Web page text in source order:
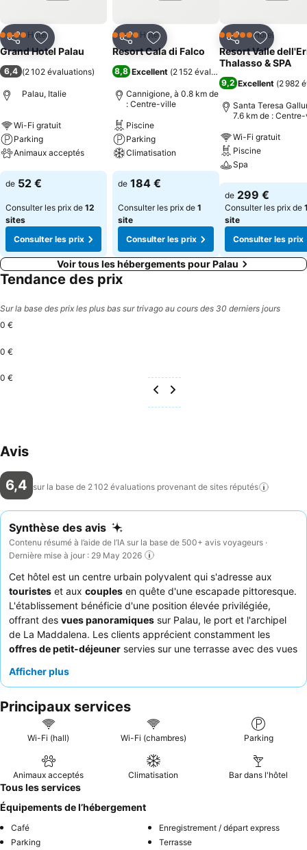
PartagerAjouter à mes favoris
4 ÉtoilesHôtel
Grand Hotel Palau
6,4 (2 102 évaluations)
Palau, Italie
Wi-Fi gratuit
Parking
Animaux acceptés
Consulter les prix
de 52 €
Consulter les prix de 12
sites
Consulter les prix
PartagerAjouter à mes favoris
4 ÉtoilesHôtel
Resort Cala di Falco
8,8 Excellent (2 152 évaluations
Cannigione, à 0.8 km de
: Centre-ville
Piscine
Parking
Climatisation
Consulter les prix
de 184 €
Consulter les prix de 1
site
Consulter les prix
PartagerAjouter
5 Étoiles Hôtel
Resort Valle
Thalasso & SPA
9,2 Excellent (2 982
Santa Teresa
7.6 km de :
Wi-Fi gratuit
Piscine
Spa
Consulter les
de 299 €
Consulter les prix de
site
Consulter les prix
Voir tous les hébergements pour Palau
Tendance des prix
Sur la base des prix les plus bas sur trivago au cours des 30 derniers jours
0 €
0 €
0 €
Avis
6,4 sur la base de 2 102 évaluations provenant de sites réputés
Synthèse des avis
Contenu résumé à l’aide de l’IA sur la base de 500+ avis voyageurs ·
Dernière mise à jour : 29 May 2026
Cet hôtel est un centre urbain polyvalent qui s'adresse aux
touristes et aux couples en quête d'une escapade pittoresque.
L'établissement bénéficie d'une position élevée privilégiée,
offrant des vues panoramiques sur Palau, le port et l'archipel
de La Maddalena. Les clients apprécient constamment les
offres de petit-déjeuner servies sur une terrasse avec des vues
mis en avant pour leur attitude accueillante et attentionnée, le
des conseils locaux et le personnel de nettoyage assurant des
draps frais tous les jours. Pour la meilleure expérience, les
clients recommandent de demander une chambre avec une
d'espace.
Afficher plus
Principaux services
Wi-Fi (hall) Wi-Fi (chambres) Parking
Animaux acceptés Climatisation Bar dans l'hôtel
Tous les services
Équipements de l’hébergement
Café
Enregistrement / départ express
Parking
Terrasse